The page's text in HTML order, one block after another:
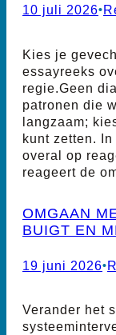
10 juli 2026•
Kies je
essayreeks
regie.Geen
patronen die
langzaam;
kunt zetten.
overal op
reageert de
OMGAAN
BUIGT EN
19 juni 2026•
Verander het